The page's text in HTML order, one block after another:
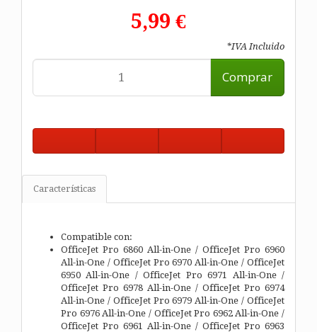
5,99 €
*IVA Incluido
Comprar
Características
Compatible con:
OfficeJet Pro 6860 All-in-One / OfficeJet Pro 6960
All-in-One / OfficeJet Pro 6970 All-in-One / OfficeJet
6950 All-in-One / OfficeJet Pro 6971 All-in-One /
OfficeJet Pro 6978 All-in-One / OfficeJet Pro 6974
All-in-One / OfficeJet Pro 6979 All-in-One / OfficeJet
Pro 6976 All-in-One / OfficeJet Pro 6962 All-in-One /
OfficeJet Pro 6961 All-in-One / OfficeJet Pro 6963